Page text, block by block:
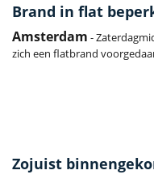
Brand in flat
Amsterdam -
zich een flatbrand
Zojuist